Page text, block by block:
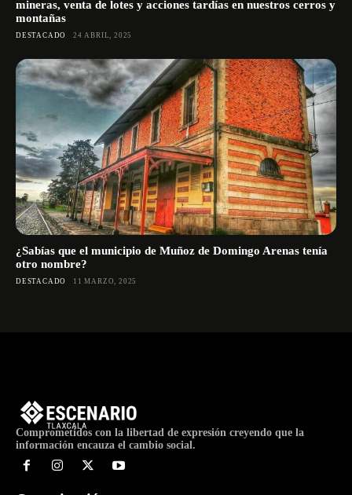
mineras, venta de lotes y acciones tardías en nuestros cerros y
montañas
DESTACADO 24 ABRIL, 2025
¿Sabías que el municipio de Muñoz de Domingo Arenas tenía
otro nombre?
DESTACADO 11 MARZO, 2025
Comprometidos con la libertad de expresión creyendo que la
información encauza el cambio social.